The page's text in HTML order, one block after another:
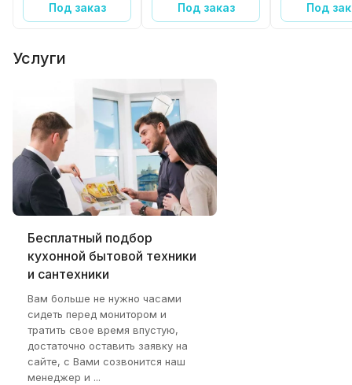
Под заказ Под заказ Под
Услуги
Бесплатный подбор
кухонной бытовой техники
и сантехники
Вам больше не нужно часами
сидеть перед монитором и
тратить свое время впустую,
достаточно оставить заявку на
сайте, с Вами созвонится наш
менеджер и ...